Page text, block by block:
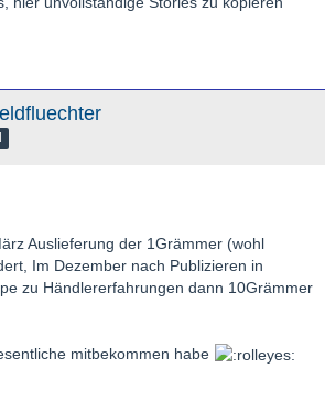
Auslieferung der 1Grämmer (wohl
Im Dezember nach Publizieren in
zu Händlererfahrungen dann 10Grämmer
mitbekommen habe